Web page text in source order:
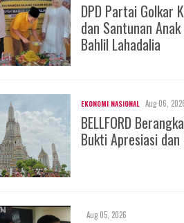
DPD Partai Golkar
dan Santunan
Bahlil Lahadalia
EKONOMI NASIONAL Aug 06,
BELLFORD
Bukti Apresiasi
Aug 05, 2026